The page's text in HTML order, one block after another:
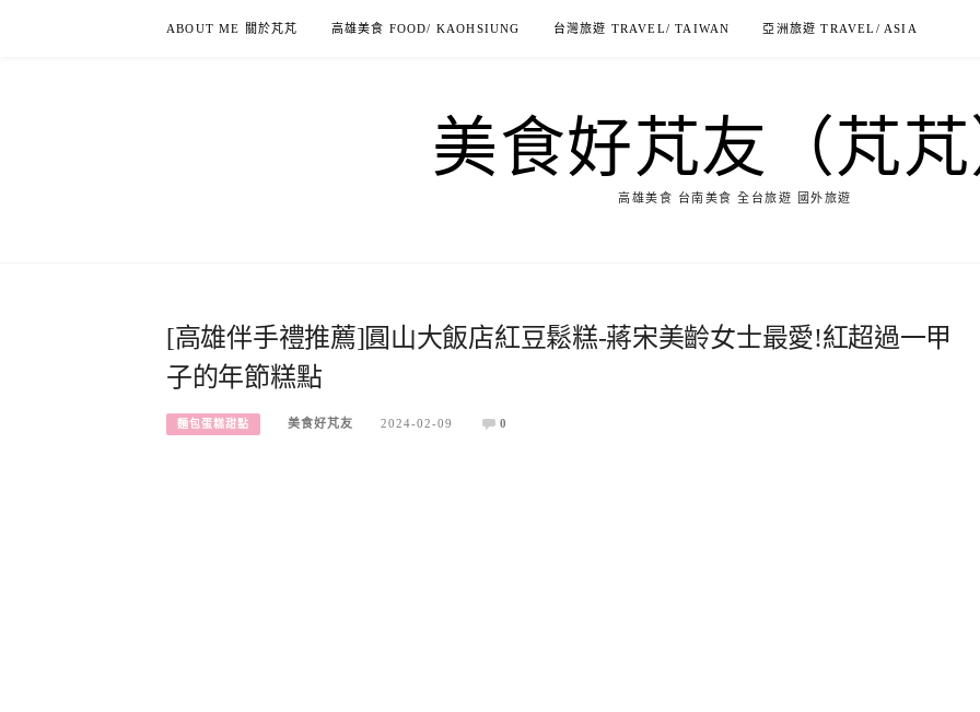
ABOUT ME 關於芃芃 高雄美食 FOOD/ KAOHSIUNG 台灣旅遊 TRAVEL/ TAIWAN 亞洲旅遊 TRAVEL/ ASIA
美食好芃友（芃芃
高雄美食 台南美食 全台旅遊 國外旅遊
[高雄伴手禮推薦]圓山大飯店紅豆鬆糕-蔣宋美齡女士最愛!紅超過一甲
子的年節糕點
麵包蛋糕甜點 美食好芃友 2024-02-09 0